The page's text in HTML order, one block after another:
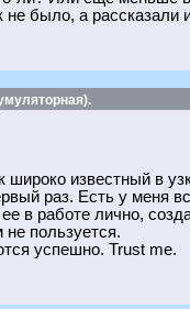
было, а
известный в
раз. Есть у меня
в работе лично,
пользуется.
успешно. Trust me.